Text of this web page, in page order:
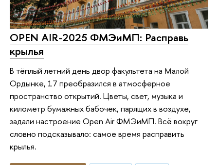
OPEN AIR-2025 ФМЭиМП: Расправь
крылья
В тёплый летний день двор факультета на Малой
Ордынке, 17 преобразился в атмосферное
пространство открытий. Цветы, свет, музыка и
километр бумажных бабочек, парящих в воздухе,
задали настроение Open Air ФМЭиМП. Всё вокруг
словно подсказывало: самое время расправить
крылья.